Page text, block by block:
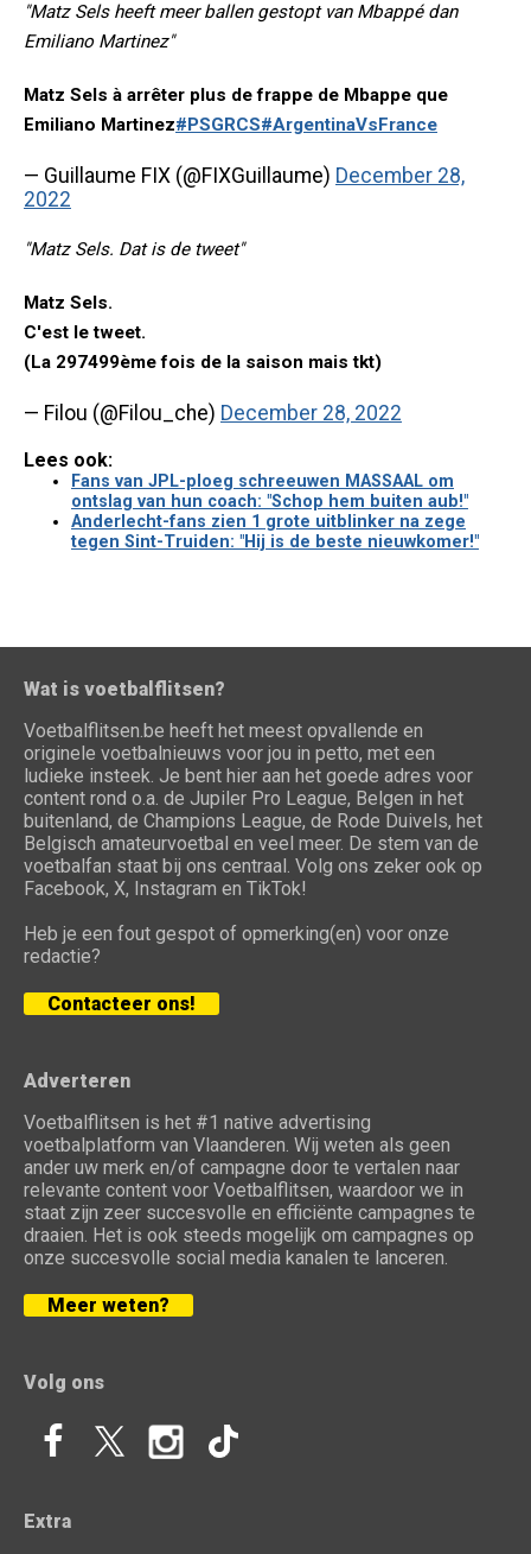
"Matz Sels heeft meer ballen gestopt van Mbappé dan
Emiliano Martinez"
Matz Sels à arrêter plus de frappe de Mbappe que
Emiliano Martinez#PSGRCS#ArgentinaVsFrance
— Guillaume FIX (@FIXGuillaume) December 28,
2022
"Matz Sels. Dat is de tweet"
Matz Sels.
C'est le tweet.
(La 297499ème fois de la saison mais tkt)
— Filou (@Filou_che) December 28, 2022
Lees ook:
Fans van JPL-ploeg schreeuwen MASSAAL om
ontslag van hun coach: "Schop hem buiten aub!"
Anderlecht-fans zien 1 grote uitblinker na zege
tegen Sint-Truiden: "Hij is de beste nieuwkomer!"
Wat is voetbalflitsen?
Voetbalflitsen.be heeft het meest opvallende en
originele voetbalnieuws voor jou in petto, met een
ludieke insteek. Je bent hier aan het goede adres voor
content rond o.a. de Jupiler Pro League, Belgen in het
buitenland, de Champions League, de Rode Duivels, het
Belgisch amateurvoetbal en veel meer. De stem van de
voetbalfan staat bij ons centraal. Volg ons zeker ook op
Facebook, X, Instagram en TikTok!
Heb je een fout gespot of opmerking(en) voor onze
redactie?
Contacteer ons!
Adverteren
Voetbalflitsen is het #1 native advertising
voetbalplatform van Vlaanderen. Wij weten als geen
ander uw merk en/of campagne door te vertalen naar
relevante content voor Voetbalflitsen, waardoor we in
staat zijn zeer succesvolle en efficiënte campagnes te
draaien. Het is ook steeds mogelijk om campagnes op
onze succesvolle social media kanalen te lanceren.
Meer weten?
Volg ons
Extra